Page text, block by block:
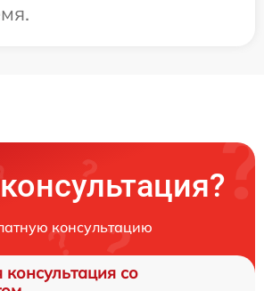
консультацию
консультация со